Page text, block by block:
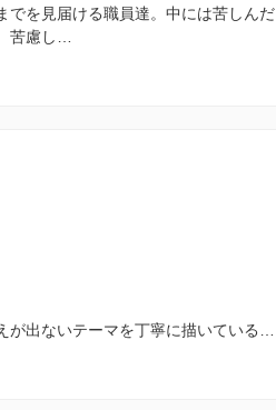
でを見届ける職員達。中には苦しんだ
苦慮し…
が出ないテーマを丁寧に描いている…